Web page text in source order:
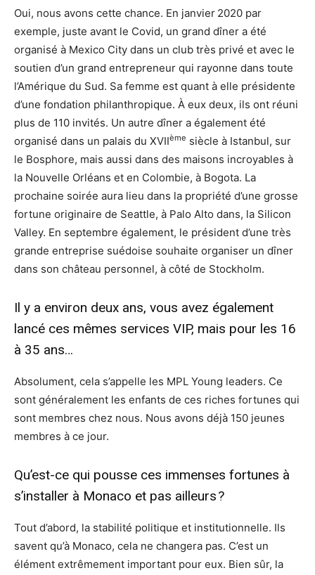
Oui, nous avons cette chance. En janvier 2020 par
exemple, juste avant le Covid, un grand dîner a été
organisé à Mexico City dans un club très privé et avec le
soutien d’un grand entrepreneur qui rayonne dans toute
l’Amérique du Sud. Sa femme est quant à elle présidente
d’une fondation philanthropique. À eux deux, ils ont réuni
plus de 110 invités. Un autre dîner a également été
organisé dans un palais du XVIIème siècle à Istanbul, sur
le Bosphore, mais aussi dans des maisons incroyables à
la Nouvelle Orléans et en Colombie, à Bogota. La
prochaine soirée aura lieu dans la propriété d’une grosse
fortune originaire de Seattle, à Palo Alto dans, la Silicon
Valley. En septembre également, le président d’une très
grande entreprise suédoise souhaite organiser un dîner
dans son château personnel, à côté de Stockholm.
Il y a environ deux ans, vous avez également
lancé ces mêmes services VIP, mais pour les 16
à 35 ans…
Absolument, cela s’appelle les MPL Young leaders. Ce
sont généralement les enfants de ces riches fortunes qui
sont membres chez nous. Nous avons déjà 150 jeunes
membres à ce jour.
Qu’est-ce qui pousse ces immenses fortunes à
s’installer à Monaco et pas ailleurs ?
Tout d’abord, la stabilité politique et institutionnelle. Ils
savent qu’à Monaco, cela ne changera pas. C’est un
élément extrêmement important pour eux. Bien sûr, la